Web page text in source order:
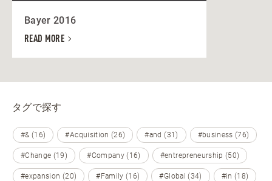
Bayer 2016
READ MORE
タグで探す
#& (16) #Acquisition (26) #and (31) #business (76)
#Change (19) #Company (16) #entrepreneurship (50)
#expansion (20) #Family (16) #Global (34) #in (18)